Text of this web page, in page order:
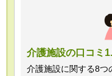
・当ホームペ
調査のためク
が、これによ
行っておりま
介護施設の口コミ
介護施設に関する8つ